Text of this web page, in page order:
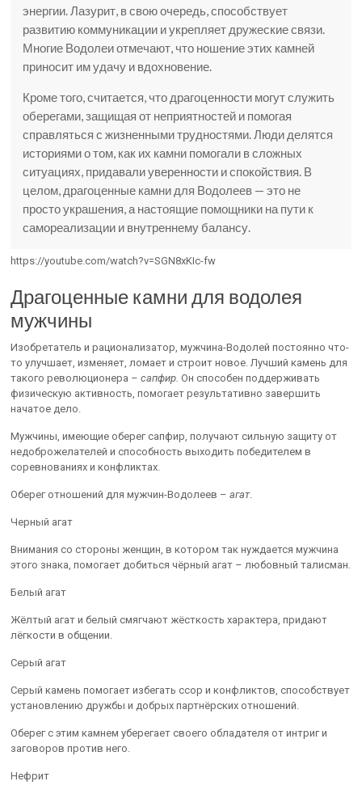
энергии. Лазурит, в свою очередь, способствует
развитию коммуникации и укрепляет дружеские связи.
Многие Водолеи отмечают, что ношение этих камней
приносит им удачу и вдохновение.
Кроме того, считается, что драгоценности могут служить
оберегами, защищая от неприятностей и помогая
справляться с жизненными трудностями. Люди делятся
историями о том, как их камни помогали в сложных
ситуациях, придавали уверенности и спокойствия. В
целом, драгоценные камни для Водолеев — это не
просто украшения, а настоящие помощники на пути к
самореализации и внутреннему балансу.
https://youtube.com/watch?v=SGN8xKIc-fw
Драгоценные камни для водолея
мужчины
Изобретатель и рационализатор, мужчина-Водолей постоянно что-
то улучшает, изменяет, ломает и строит новое. Лучший камень для
такого революционера –сапфир. Он способен поддерживать
физическую активность, помогает результативно завершить
начатое дело.
Мужчины, имеющие оберег сапфир, получают сильную защиту от
недоброжелателей и способность выходить победителем в
соревнованиях и конфликтах.
Оберег отношений для мужчин-Водолеев –агат.
Черный агат
Внимания со стороны женщин, в котором так нуждается мужчина
этого знака, помогает добиться чёрный агат – любовный талисман.
Белый агат
Жёлтый агат и белый смягчают жёсткость характера, придают
лёгкости в общении.
Серый агат
Серый камень помогает избегать ссор и конфликтов, способствует
установлению дружбы и добрых партнёрских отношений.
Оберег с этим камнем уберегает своего обладателя от интриг и
заговоров против него.
Нефрит